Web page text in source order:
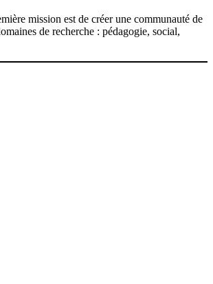
mission est de créer une communauté de
de recherche : pédagogie, social,